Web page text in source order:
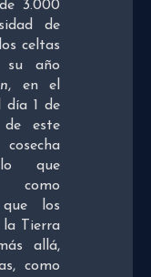
3.000
de
celtas
su año
, en el
día 1 de
de este
que
como
los
Tierra
allá,
como